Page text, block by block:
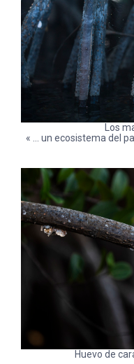
Los
« … un ecosistema del
Huevo de